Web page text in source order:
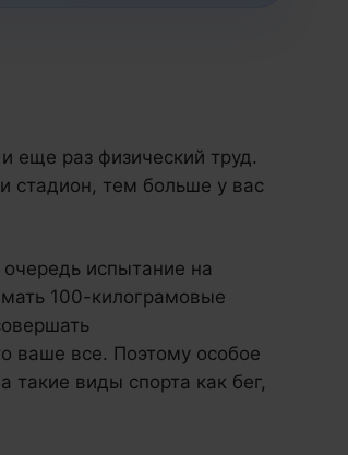
еще раз физический труд.
стадион, тем больше у вас
испытание на
100-килограмовые
ваше все. Поэтому особое
виды спорта как бег,